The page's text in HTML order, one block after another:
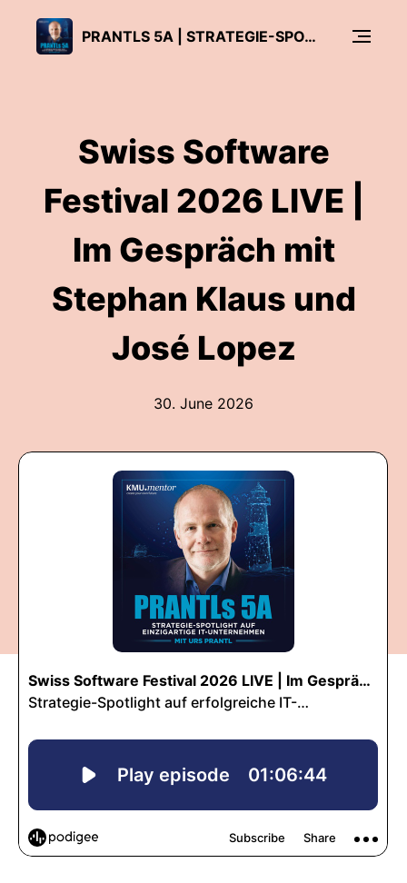
PRANTLS 5A | STRATEGIE-SPOTLIGHT AUF EINZIGARTIGE IT-UNTERNEHMEN
Swiss Software
Festival 2026 LIVE |
Im Gespräch mit
Stephan Klaus und
José Lopez
30. June 2026